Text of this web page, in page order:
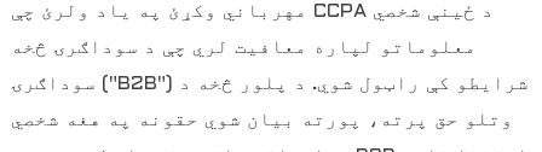
مهرباني وکړئ په یاد ولرئ چې CCPA د ځینې شخصي
معلوماتو لپاره معافیت لري چې د سوداګرۍ څخه
سوداګرۍ ("B2B") شرایطو کې راټول شوي. د پلور څخه د
وتلو حق پرته، پورته بیان شوي حقونه په هغه شخصي